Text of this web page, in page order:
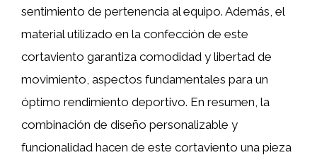
sentimiento de pertenencia al equipo. Además, el
material utilizado en la confección de este
cortaviento garantiza comodidad y libertad de
movimiento, aspectos fundamentales para un
óptimo rendimiento deportivo. En resumen, la
combinación de diseño personalizable y
funcionalidad hacen de este cortaviento una pieza